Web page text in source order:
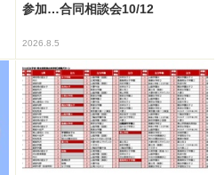
参加…合同相談会10/12
2026.8.5